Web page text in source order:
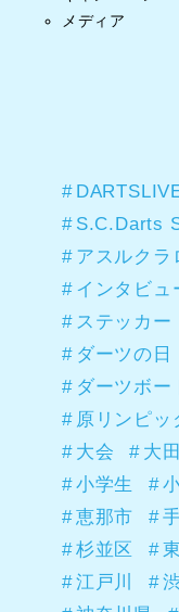
メディア
S.C.Darts
アスルクラ
インタビュ
ステッカー
ダーツの日
ダーツボー
原リンピッ
大会
大
小学生
恵那市
杉並区
江戸川